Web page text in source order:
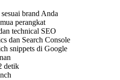
brand Anda
perangkat
technical SEO
dan Search Console
snippets di Google
detik